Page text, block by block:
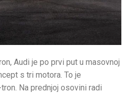
Audi je po prvi put u masovnoj
s tri motora. To je
Na prednjoj osovini radi